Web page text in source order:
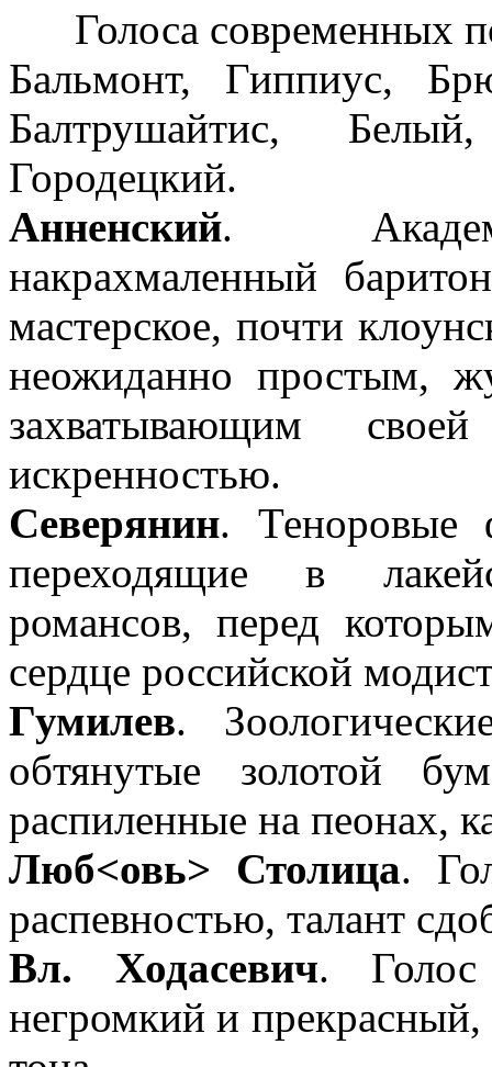
Голоса современных
Бальмонт, Гиппиус,
Балтрушайтис,
Городецкий.
Анненский.
накрахмаленный
мастерское, почти
неожиданно простым,
захватывающим
искренностью.
Северянин. Теноровые
переходящие в
романсов, перед
сердце российской
Гумилев.
обтянутые золотой
распиленные на пеонах,
Люб<овь> Столица.
распевностью, талант
Вл. Ходасевич. Голос
негромкий и